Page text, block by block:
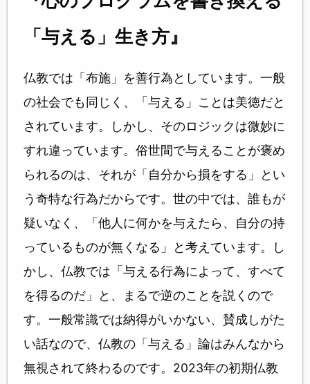
「与える」生き方』
仏教では「布施」を善行為としています。一般
の社会でも同じく、「与える」ことは美徳だと
されています。しかし、そのロジックは微妙に
すれ違っています。俗世間で与えることが褒め
られるのは、それが「自分から損をする」とい
う奇特な行為だからです。世の中では、誰もが
疑いなく、「他人に何かを与えたら、自分の持
っているものが無くなる」と考えています。し
かし、仏教では「与える行為によって、すべて
を得るのだ」と、まるで逆のことを説くので
す。一般常識では納得がいかない、賛成しがた
い話なので、仏教の「与える」論はみんなから
無視されて終わるのです。2023年の初期仏教